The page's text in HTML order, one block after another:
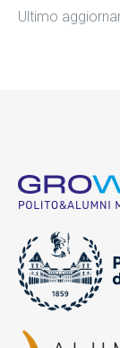
Ultimo